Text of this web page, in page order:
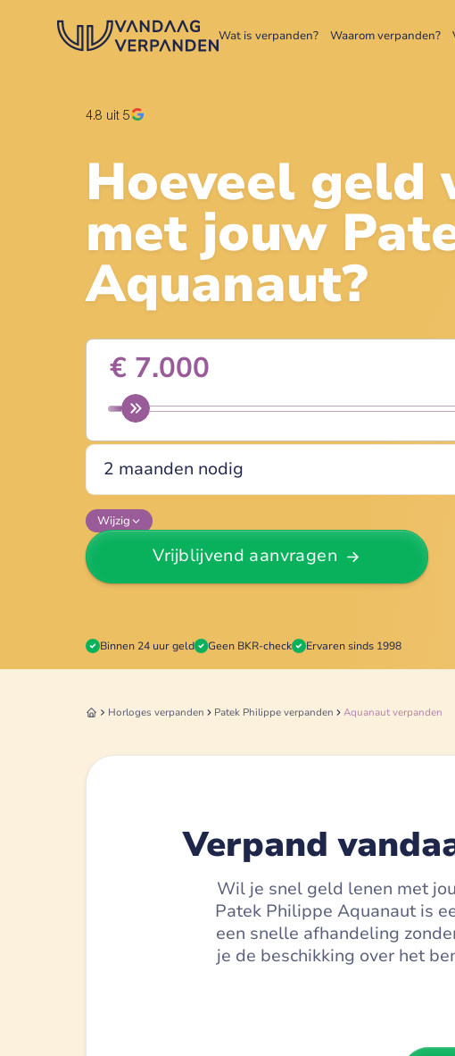
Wat is verpanden? Waarom verpanden?
4.8 uit 5
Hoeveel geld
met jouw
Aquanaut?
Wijzig
Vrijblijvend aanvragen
Binnen 24 uur geld Geen BKR-check Ervaren sinds 1998
Horloges verpanden Patek Philippe verpanden Aquanaut verpanden
Verpand
Wil je snel geld lenen met
Patek Philippe Aquanaut is
een snelle afhandeling
je de beschikking over het